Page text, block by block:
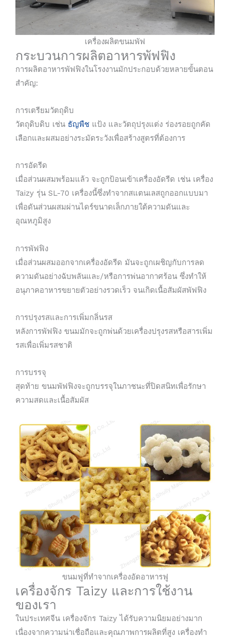
เครื่องผลิตขนมพัฟ
กระบวนการผลิตอาหารพัฟฟิง
การผลิตอาหารพัฟฟิงในโรงงานมักประกอบด้วยหลายขั้นตอน
สำคัญ:
การเตรียมวัตถุดิบ
วัตถุดิบดิบ เช่น ธัญพืช แป้ง และวัตถุปรุงแต่ง ร่องรอยถูกคัด
เลือกและผสมอย่างระมัดระวังเพื่อสร้างสูตรที่ต้องการ
การอัดรีด
เมื่อส่วนผสมพร้อมแล้ว จะถูกป้อนเข้าเครื่องอัดรีด เช่น เครื่อง
Taizy รุ่น SL-70 เครื่องนี้ซึ่งทำจากสแตนเลสถูกออกแบบมา
เพื่อดันส่วนผสมผ่านไดร์ขนาดเล็กภายใต้ความดันและ
อุณหภูมิสูง
การพัฟฟิง
เมื่อส่วนผสมออกจากเครื่องอัดรีด มันจะถูกเผชิญกับการลด
ความดันอย่างฉับพลันและ/หรือการพ่นอากาศร้อน ซึ่งทำให้
อนุภาคอาหารขยายตัวอย่างรวดเร็ว จนเกิดเนื้อสัมผัสพัฟฟิง
การปรุงรสและการเพิ่มกลิ่นรส
หลังการพัฟฟิง ขนมมักจะถูกพ่นด้วยเครื่องปรุงรสหรือสารเพิ่ม
รสเพื่อเพิ่มรสชาติ
การบรรจุ
สุดท้าย ขนมพัฟฟิงจะถูกบรรจุในภาชนะที่ปิดสนิทเพื่อรักษา
ความสดและเนื้อสัมผัส
ขนมฟูที่ทำจากเครื่องอัดอาหารฟู
เครื่องจักร Taizy และการใช้งาน
ของเรา
ในประเทศจีน เครื่องจักร Taizy ได้รับความนิยมอย่างมาก
เนื่องจากความน่าเชื่อถือและคุณภาพการผลิตที่สูง เครื่องทำ